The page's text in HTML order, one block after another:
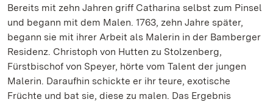
Bereits mit zehn Jahren griff Catharina selbst zum Pinsel
und begann mit dem Malen. 1763, zehn Jahre später,
begann sie mit ihrer Arbeit als Malerin in der Bamberger
Residenz. Christoph von Hutten zu Stolzenberg,
Fürstbischof von Speyer, hörte vom Talent der jungen
Malerin. Daraufhin schickte er ihr teure, exotische
Früchte und bat sie, diese zu malen. Das Ergebnis